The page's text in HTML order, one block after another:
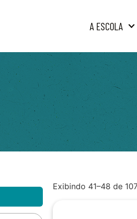
A ESCOLA
Exibindo 41–48 de